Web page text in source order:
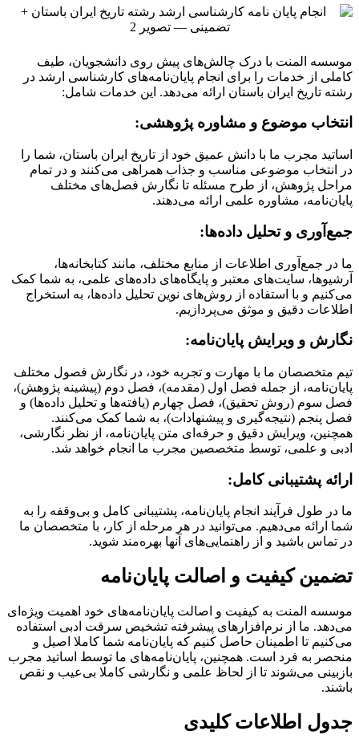
موسسه المنت با درک چالش‌های پیش روی دانشجویان، طیف
کاملی از خدمات را برای انجام پایان‌نامه‌های کارشناسی ارشد در
رشته تاریخ ایران باستان ارائه می‌دهد. این خدمات شامل:
انتخاب موضوع و مشاوره پژوهشی:
اساتید مجرب ما با دانش عمیق خود از تاریخ ایران باستان، شما را
در انتخاب موضوعی مناسب و جذاب همراهی می‌کنند و در تمام
مراحل پژوهش، از طرح مسئله تا نگارش فصل‌های مختلف
پایان‌نامه، مشاوره علمی ارائه می‌دهند.
جمع‌آوری و تحلیل داده‌ها:
ما در جمع‌آوری اطلاعات از منابع مختلف، مانند کتابخانه‌ها،
آرشیو‌ها، سایت‌های معتبر و پایگاه‌های داده‌های علمی، به شما کمک
می‌کنیم و با استفاده از روش‌های نوین تحلیل داده‌ها، به استخراج
اطلاعات دقیق و موثق می‌پردازیم.
نگارش و ویرایش پایان‌نامه:
تیم متخصصان ما با مهارت و تجربه خود، در نگارش فصول مختلف
پایان‌نامه، از جمله فصل اول (مقدمه)، فصل دوم (پیشینه پژوهش)،
فصل سوم (روش تحقیق)، فصل چهارم (یافته‌ها و تحلیل داده‌ها) و
فصل پنجم (نتیجه‌گیری و پیشنهادات)، به شما کمک می‌کنند.
همچنین، ویرایش دقیق و حرفه‌ای متن پایان‌نامه، از نظر نگارشی،
ادبی و علمی، توسط متخصصین مجرب ما انجام خواهد شد.
ارائه پشتیبانی کامل:
ما در طول فرآیند انجام پایان‌نامه، پشتیبانی کامل و بی‌وقفه را به
شما ارائه می‌دهیم. می‌توانید در هر مرحله از کار، با متخصصان ما
در تماس باشید و از راهنمایی‌های آنها بهره‌مند شوید.
تضمین کیفیت و اصالت پایان‌نامه
موسسه المنت به کیفیت و اصالت پایان‌نامه‌های خود اهمیت ویژه‌ای
می‌دهد. ما از نرم‌افزارهای پیشرفته تشخیص سرقت ادبی استفاده
می‌کنیم تا اطمینان حاصل کنیم که پایان‌نامه شما کاملا اصیل و
منحصر به فرد است. همچنین، پایان‌نامه‌های ما توسط اساتید مجرب
بازبینی می‌شوند تا از لحاظ علمی و نگارشی کاملا بی‌عیب و نقص
باشند.
جدول اطلاعات کلیدی